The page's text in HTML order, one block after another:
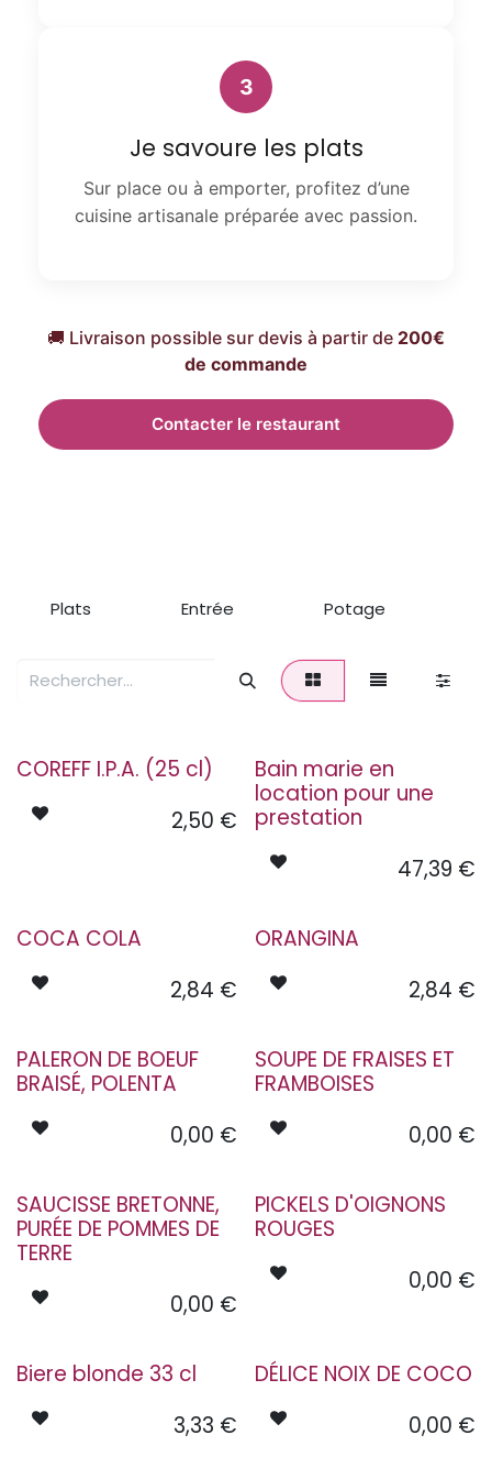
3
Je savoure les plats
Sur place ou à emporter, profitez d’une
cuisine artisanale préparée avec passion.
🚚 Livraison possible sur devis à partir de 200€
de commande
Contacter le restaurant
Plats Entrée Potage
COREFF I.P.A. (25 cl)
2,50 €
Bain marie en
location pour une
prestation
47,39 €
COCA COLA
2,84 €
ORANGINA
2,84 €
PALERON DE BOEUF
BRAISÉ, POLENTA
0,00 €
SOUPE DE FRAISES ET
FRAMBOISES
0,00 €
SAUCISSE BRETONNE,
PURÉE DE POMMES DE
TERRE
0,00 €
PICKELS D'OIGNONS
ROUGES
0,00 €
Biere blonde 33 cl
3,33 €
DÉLICE NOIX DE COCO
0,00 €